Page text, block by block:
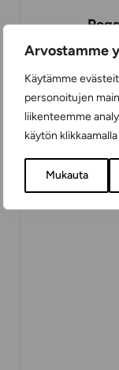
Arvostamme
Käytämme
personoitujen
liikenteemme
käytön
Mukauta